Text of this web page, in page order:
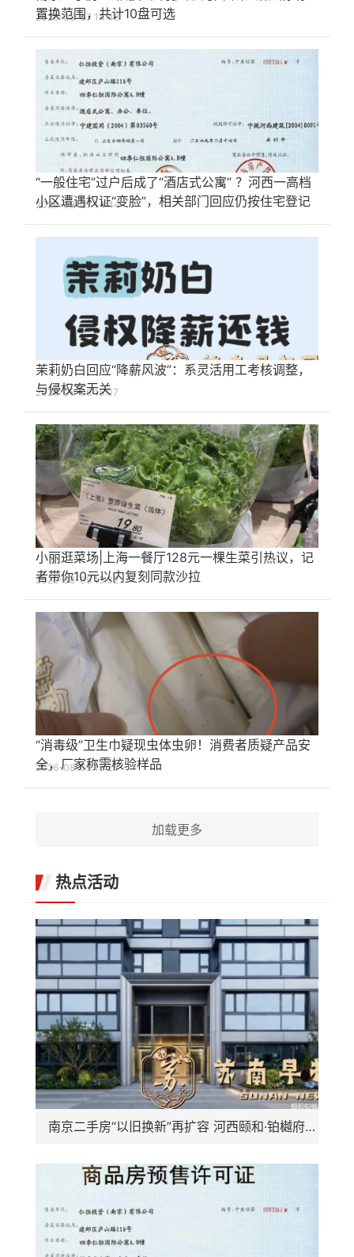
置换范围，共计10盘可选
2026-08-07 14:48
“一般住宅”过户后成了“酒店式公寓” ？河西一高档
小区遭遇权证“变脸”，相关部门回应仍按住宅登记
2026-08-07 14:44
茉莉奶白回应“降薪风波”：系灵活用工考核调整，
与侵权案无关
2026-08-06 15:07
小丽逛菜场|上海一餐厅128元一棵生菜引热议，记
者带你10元以内复刻同款沙拉
2026-08-05 15:32
“消毒级”卫生巾疑现虫体虫卵！消费者质疑产品安
全，厂家称需核验样品
2026-08-05 15:25
加载更多
热点活动
南京二手房“以旧换新”再扩容 河西颐和·铂樾府纳入置换范围，共计10盘可选